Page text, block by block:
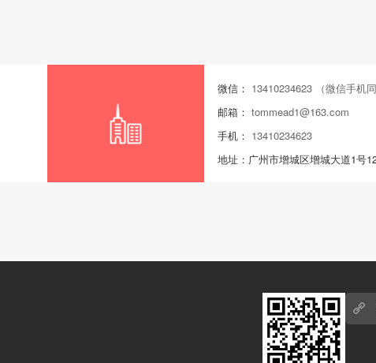
微信： 13410234623 （微信手机同
邮箱： tommead1@163.com
手机： 13410234623
地址：广州市增城区增城大道1号